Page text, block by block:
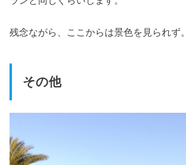
残念ながら、ここからは景色を見られず。
その他